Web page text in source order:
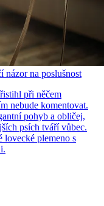
názor na poslušnost
při něčem
nebude komentovat.
pohyb a obličej,
psích tváří vůbec.
lovecké plemeno s